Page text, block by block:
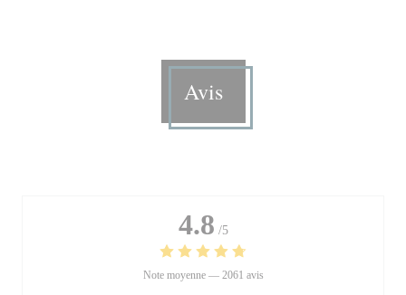
Avis
4.8 /5
Note moyenne — 2061 avis